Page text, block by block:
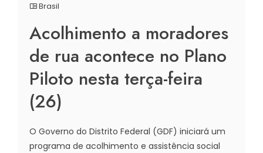
Brasil
Acolhimento a moradores
de rua acontece no Plano
Piloto nesta terça-feira
(26)
O Governo do Distrito Federal (GDF) iniciará um
programa de acolhimento e assistência social